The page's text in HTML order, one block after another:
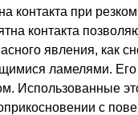
контакта при
контакта
явления,
ламелями.
Использованные
с